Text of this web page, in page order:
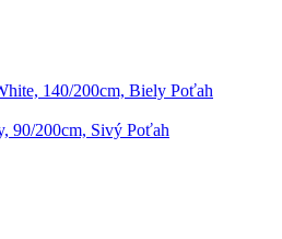
140/200cm, Biely Poťah
90/200cm, Sivý Poťah